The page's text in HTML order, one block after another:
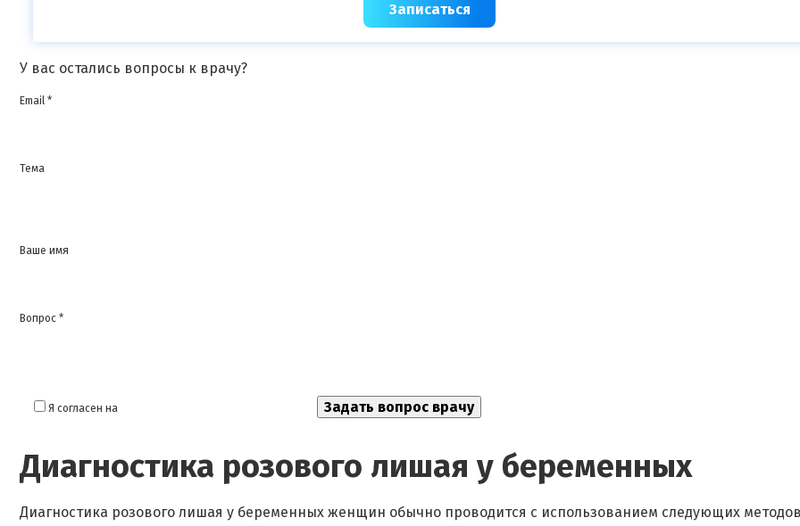
Записаться
У вас остались вопросы к врачу?
Email *
Тема
Ваше имя
Вопрос *
Я согласен на
Диагностика розового лишая у беременных
Диагностика розового лишая у беременных женщин обычно проводится с использованием следующих